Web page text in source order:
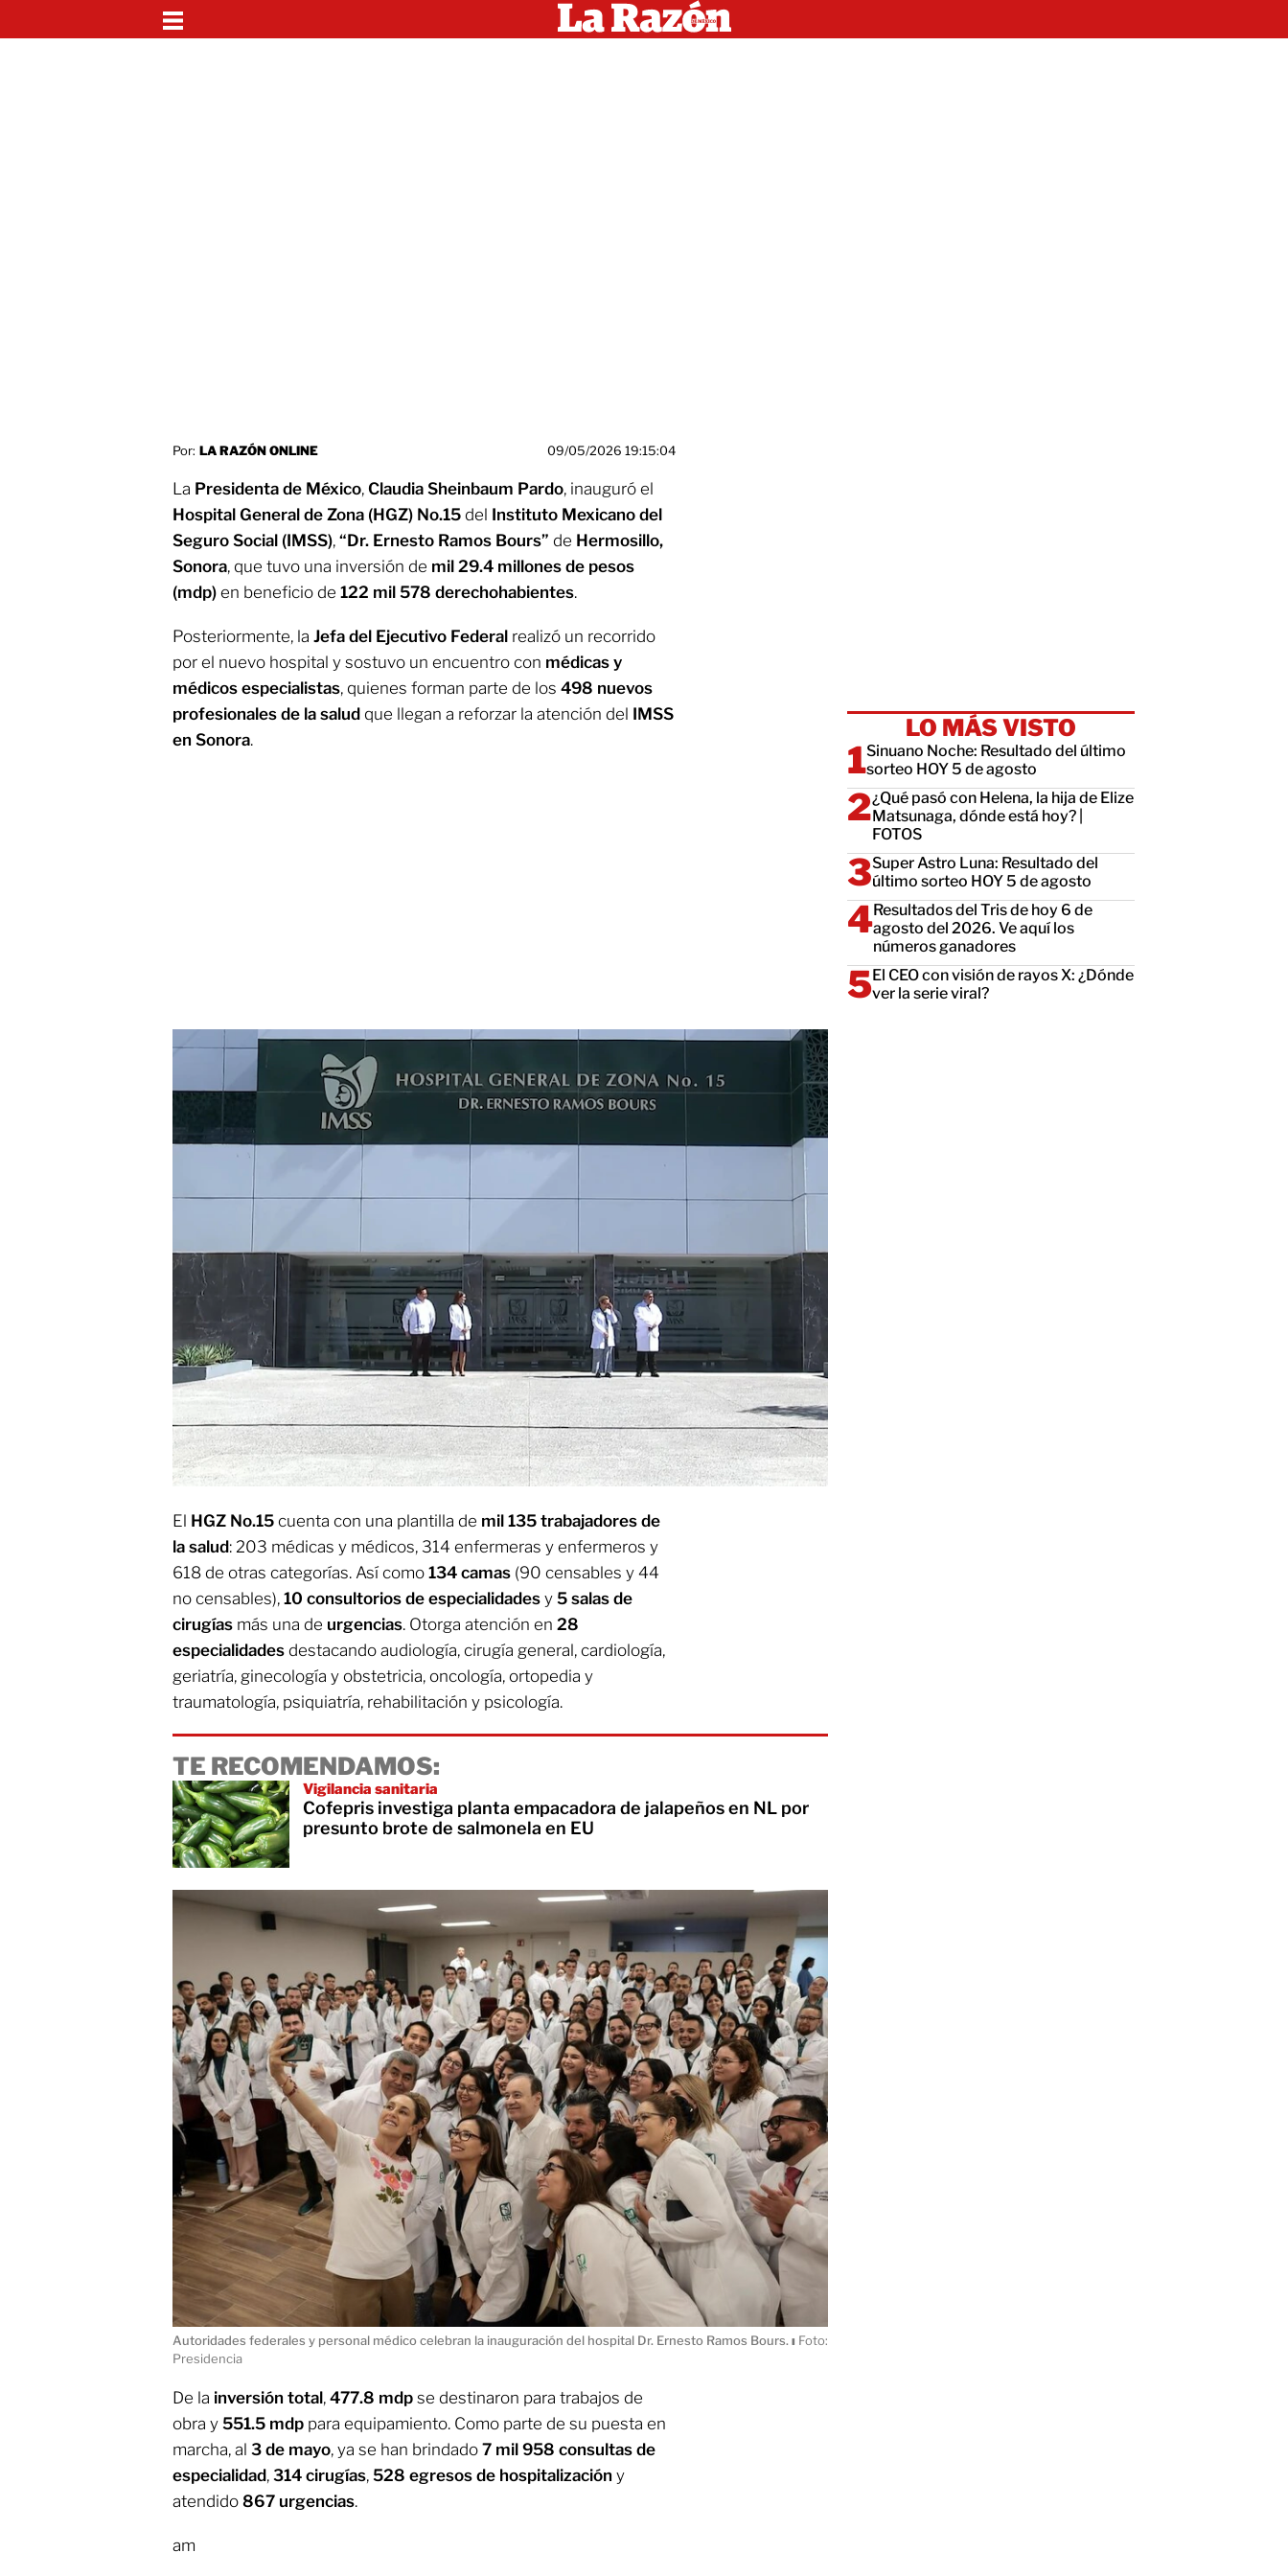
Por: LA RAZÓN ONLINE 09/05/2026 19:15:04
La Presidenta de México, Claudia Sheinbaum Pardo, inauguró el
Hospital General de Zona (HGZ) No.15 del Instituto Mexicano del
Seguro Social (IMSS), “Dr. Ernesto Ramos Bours” de Hermosillo,
Sonora, que tuvo una inversión de mil 29.4 millones de pesos
(mdp) en beneficio de 122 mil 578 derechohabientes.
Posteriormente, la Jefa del Ejecutivo Federal realizó un recorrido
por el nuevo hospital y sostuvo un encuentro con médicas y
médicos especialistas, quienes forman parte de los 498 nuevos
profesionales de la salud que llegan a reforzar la atención del IMSS
en Sonora.
El HGZ No.15 cuenta con una plantilla de mil 135 trabajadores de
la salud: 203 médicas y médicos, 314 enfermeras y enfermeros y
618 de otras categorías. Así como 134 camas (90 censables y 44
no censables), 10 consultorios de especialidades y 5 salas de
cirugías más una de urgencias. Otorga atención en 28
especialidades destacando audiología, cirugía general, cardiología,
geriatría, ginecología y obstetricia, oncología, ortopedia y
traumatología, psiquiatría, rehabilitación y psicología.
TE RECOMENDAMOS:
Vigilancia sanitaria
Cofepris investiga planta empacadora de jalapeños en NL por
presunto brote de salmonela en EU
Autoridades federales y personal médico celebran la inauguración del hospital Dr. Ernesto Ramos Bours.ı Foto:
Presidencia
De la inversión total, 477.8 mdp se destinaron para trabajos de
obra y 551.5 mdp para equipamiento. Como parte de su puesta en
marcha, al 3 de mayo, ya se han brindado 7 mil 958 consultas de
especialidad, 314 cirugías, 528 egresos de hospitalización y
atendido 867 urgencias.
am
LO MÁS VISTO
Sinuano Noche: Resultado del último
sorteo HOY 5 de agosto
¿Qué pasó con Helena, la hija de Elize
Matsunaga, dónde está hoy? |
FOTOS
Super Astro Luna: Resultado del
último sorteo HOY 5 de agosto
Resultados del Tris de hoy 6 de
agosto del 2026. Ve aquí los
números ganadores
El CEO con visión de rayos X: ¿Dónde
ver la serie viral?